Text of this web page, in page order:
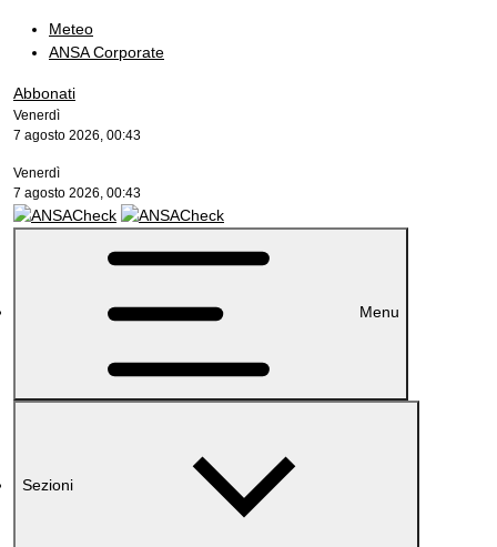
Meteo
ANSA Corporate
Abbonati
Venerdì
7 agosto 2026, 00:43
Venerdì
7 agosto 2026, 00:43
Menu
Sezioni